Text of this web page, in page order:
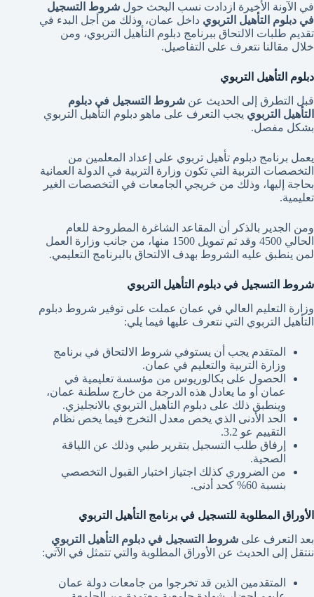
في الآونة الأخيرة ازدادت نسب البحث حول شروط التسجيل
في دبلوم التأهيل التربوي داخل عمان، وذلك من أجل البدء في
تقديم طلبات الالتحاق ببرنامج دبلوم التأهيل التربوي، ومن
خلال مقالنا نتعرف على التفاصيل.
دبلوم التأهيل التربوي
قبل التطرق إلى الحديث عن شروط التسجيل في دبلوم
التأهيل التربوي يجب التعرف على ماهو دبلوم التأهيل التربوي
بشكل مفصل.
يعمل برنامج دبلوم تأهيل تربوي على إعداد المعلمين من
التخصصات التربية التي تكون وزارة التربية في الدولة العمانية
بحاجة إليها، وذلك من خريجي الجامعات في التخصصات الغير
تعليمية.
ومن الجدير بالذكر أن المقاعد الشاغرة المطروحة للعام
الحالي 4500 وقد تم تمويل 1500 منها، من جانب وزارة العمل
لمن ينطبق عليه الشروط بهدف الالتحاق بالبرنامج التعليمي.
شروط التسجيل في دبلوم التأهيل التربوي
وزارة التعليم العالي في عمان عملت على توفير شروط دبلوم
التأهيل التربوي التي نتعرف عليها فيما يلي:
المتقدم يجب أن يستوفي شروط الالتحاق في برنامج
وزارة التربية والتعليم في عمان.
الحصول على بكالوريوس من مؤسسة تعليمية في
عمان أو ما يعادل هذه الدرجة من خارج سلطنة عمان،
وينطبق ذلك على دبلوم التأهيل التربوي بالانجليزي.
الحد الأدنى الذي يخص معدل التخرج فيما يخص نظام
التقييم عو 3.2.
إرفاق طلب التسجيل بتقرير طبي وذلك عن اللياقة
الصحية.
من الضروري كذلك اجتياز اختبار القبول التخصصي
بنسبة 60% كحد أدنى.
الأوراق المطلوبة للتسجيل في برنامج التأهيل التربوي
بعد التعرف على شروط التسجيل في دبلوم التأهيل التربوي
ننتقل إلى الحديث عن الأوراق المطلوبة والتي تتمثل في الآتي:
المتقدمين الذين قد تخرجوا من جامعات دولة عمان